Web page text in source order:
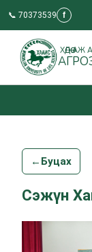
📞 70373539 f
ХӨДӨӨ
← Буцах
Сэжүн